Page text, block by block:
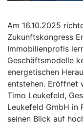
Am 16.10.2025
Zukunftskongress
Immobilienprofis
Geschäftsmodelle
energetischen
entstehen. Eröffnet
Timo Leukefeld,
Leukefeld GmbH in
seinen Blick auf